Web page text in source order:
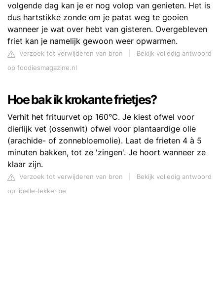
volgende dag kan je er nog volop van genieten. Het is
dus hartstikke zonde om je patat weg te gooien
wanneer je wat over hebt van gisteren. Overgebleven
friet kan je namelijk gewoon weer opwarmen.
Verzoek tot verwijderen van bron
Bekijk volledig antwoord
op foodiesmagazine.nl
Hoe bak ik krokante frietjes?
Verhit het frituurvet op 160°C. Je kiest ofwel voor
dierlijk vet (ossenwit) ofwel voor plantaardige olie
(arachide- of zonnebloemolie). Laat de frieten 4 à 5
minuten bakken, tot ze 'zingen'. Je hoort wanneer ze
klaar zijn.
Verzoek tot verwijderen van bron
Bekijk volledig antwoord
op libelle-lekker.be